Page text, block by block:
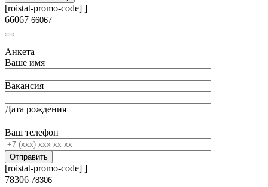
[roistat-promo-code] ]
66067
Анкета
Ваше имя
Вакансия
Дата рождения
Ваш телефон
[roistat-promo-code] ]
78306